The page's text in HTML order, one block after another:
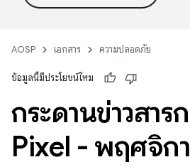
AOSP เอกสาร ความปลอดภัย
ข้อมูลนี้มีประโยชน์ไหม
กระดานข่าวสาร
Pixel - พฤศจิก